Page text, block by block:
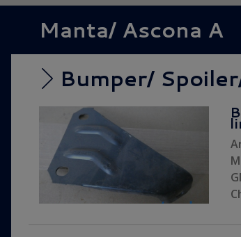
Manta/ Ascona A
Bumper/